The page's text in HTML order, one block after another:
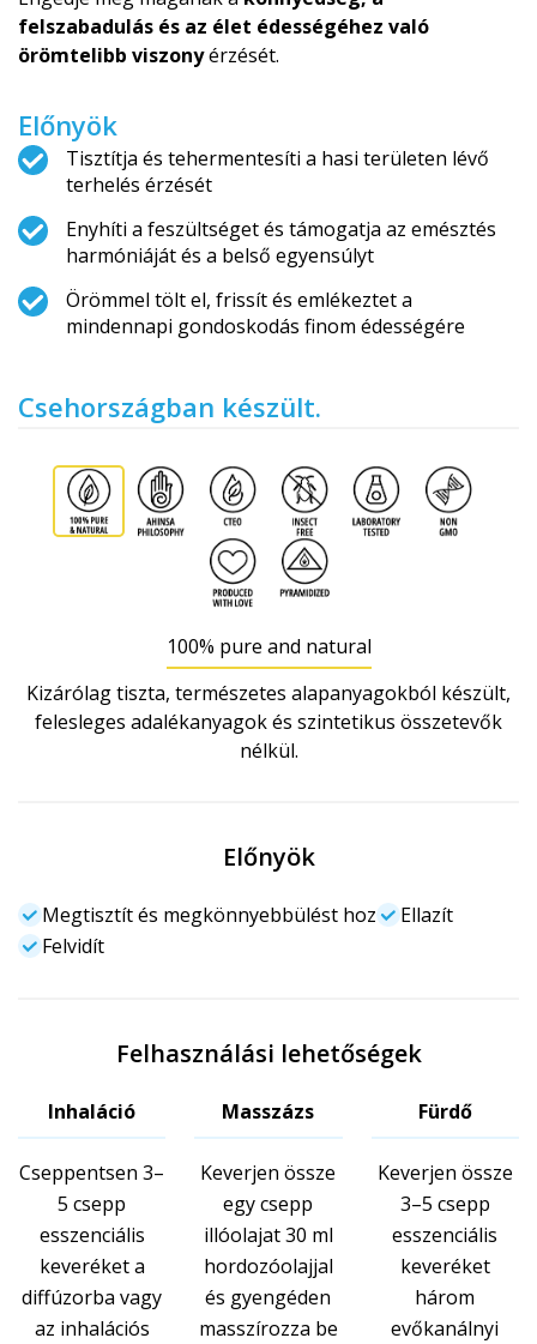
felszabadulás és az élet édességéhez való
örömtelibb viszonyérzését.
Előnyök
Tisztítja és tehermentesíti a hasi területen lévő
terhelés érzését
Enyhíti a feszültséget és támogatja az emésztés
harmóniáját és a belső egyensúlyt
Örömmel tölt el, frissít és emlékeztet a
mindennapi gondoskodás finom édességére
Csehországban készült.
100% pure and natural
Kizárólag tiszta, természetes alapanyagokból készült,
felesleges adalékanyagok és szintetikus összetevők
nélkül.
Előnyök
Megtisztít és megkönnyebbülést hoz
Ellazít
Felvidít
Felhasználási lehetőségek
Inhaláció
Cseppentsen 3–
5 csepp
esszenciális
keveréket a
diffúzorba vagy
az inhalációs
Masszázs
Keverjen össze
egy csepp
illóolajat 30 ml
hordozóolajjal
és gyengéden
masszírozza be
Fürdő
Keverjen össze
3–5 csepp
esszenciális
keveréket
három
evőkanálnyi